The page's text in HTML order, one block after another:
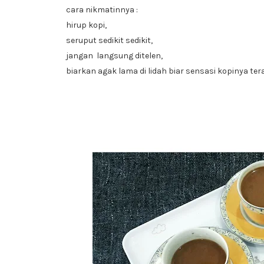
cara nikmatinnya :
hirup kopi,
seruput sedikit sedikit,
jangan langsung ditelen,
biarkan agak lama di lidah biar sensasi kopinya